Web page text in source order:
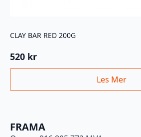
CLAY BAR RED 200G
520 kr
Les Mer
FRAMA